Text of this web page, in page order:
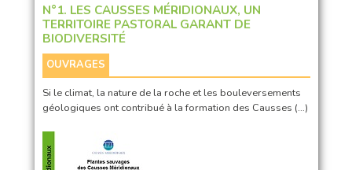
N°1. LES CAUSSES MÉRIDIONAUX, UN
TERRITOIRE PASTORAL GARANT DE
BIODIVERSITÉ
OUVRAGES
Si le climat, la nature de la roche et les bouleversements
géologiques ont contribué à la formation des Causses (…)